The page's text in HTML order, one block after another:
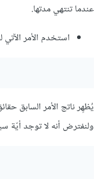
عندما تنتهي مدتها.
استخدم الأمر
يُظهِر ناتج الأمر السابق
ولنفترض أنه لا توجد أيّة